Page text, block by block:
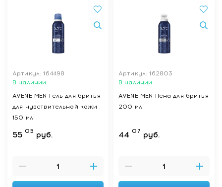
Артикул: 164498
В наличии
AVENE MEN Гель для бритья
для чувствительной кожи
150 мл
55 05 руб.
Артикул: 162803
В наличии
AVENE MEN Пена для бритья
200 мл
44 07 руб.